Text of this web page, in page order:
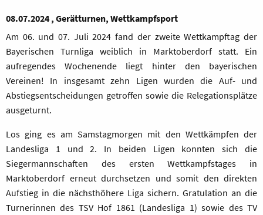
08.07.2024 , Gerätturnen, Wettkampfsport
Am 06. und 07. Juli 2024 fand der zweite Wettkampftag der
Bayerischen Turnliga weiblich in Marktoberdorf statt. Ein
aufregendes Wochenende liegt hinter den bayerischen
Vereinen! In insgesamt zehn Ligen wurden die Auf- und
Abstiegsentscheidungen getroffen sowie die Relegationsplätze
ausgeturnt.
Los ging es am Samstagmorgen mit den Wettkämpfen der
Landesliga 1 und 2. In beiden Ligen konnten sich die
Siegermannschaften des ersten Wettkampfstages in
Marktoberdorf erneut durchsetzen und somit den direkten
Aufstieg in die nächsthöhere Liga sichern. Gratulation an die
Turnerinnen des TSV Hof 1861 (Landesliga 1) sowie des TV